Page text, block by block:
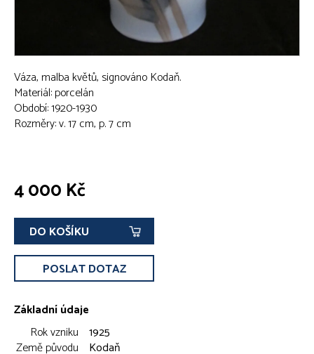
Váza, malba květů, signováno Kodaň.
Materiál: porcelán
Období: 1920-1930
Rozměry: v. 17 cm, p. 7 cm
4 000 Kč
DO KOŠÍKU
POSLAT DOTAZ
Základní údaje
Rok vzniku 1925
Země původu
Kodaň